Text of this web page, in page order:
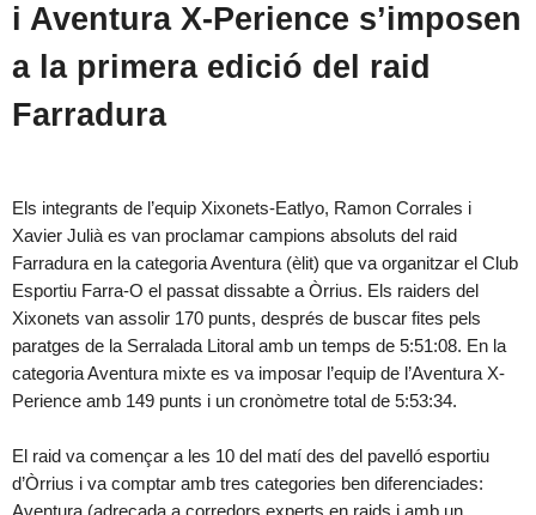
i Aventura X-Perience s’imposen
a la primera edició del raid
Farradura
Els integrants de l’equip Xixonets-Eatlyo, Ramon Corrales i
Xavier Julià es van proclamar campions absoluts del raid
Farradura en la categoria Aventura (èlit) que va organitzar el Club
Esportiu Farra-O el passat dissabte a Òrrius. Els raiders del
Xixonets van assolir 170 punts, després de buscar fites pels
paratges de la Serralada Litoral amb un temps de 5:51:08. En la
categoria Aventura mixte es va imposar l’equip de l’Aventura X-
Perience amb 149 punts i un cronòmetre total de 5:53:34.
El raid va començar a les 10 del matí des del pavelló esportiu
d’Òrrius i va comptar amb tres categories ben diferenciades: